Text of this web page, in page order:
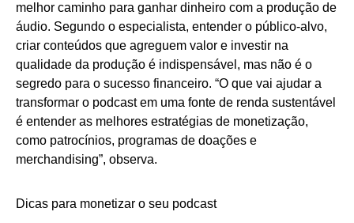
melhor caminho para ganhar dinheiro com a produção de
áudio. Segundo o especialista, entender o público-alvo,
criar conteúdos que agreguem valor e investir na
qualidade da produção é indispensável, mas não é o
segredo para o sucesso financeiro. “O que vai ajudar a
transformar o podcast em uma fonte de renda sustentável
é entender as melhores estratégias de monetização,
como patrocínios, programas de doações e
merchandising”, observa.
Dicas para monetizar o seu podcast